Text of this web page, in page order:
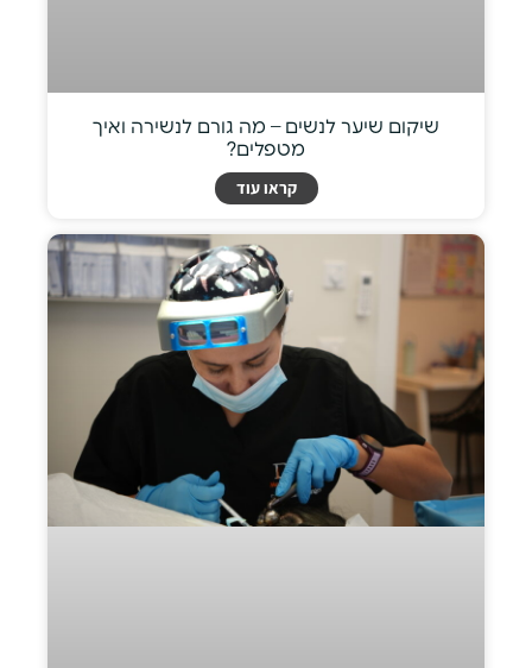
שיקום שיער לנשים – מה גורם לנשירה ואיך
מטפלים?
קראו עוד